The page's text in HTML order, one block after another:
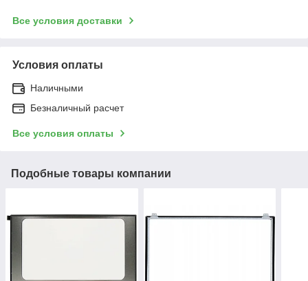
Все условия доставки
Условия оплаты
Наличными
Безналичный расчет
Все условия оплаты
Подобные товары компании